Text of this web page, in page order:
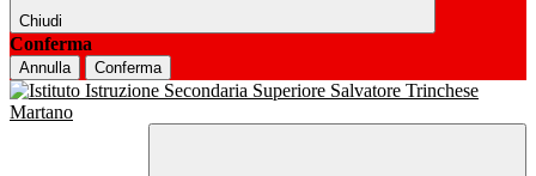
Chiudi
Conferma
Annulla Conferma